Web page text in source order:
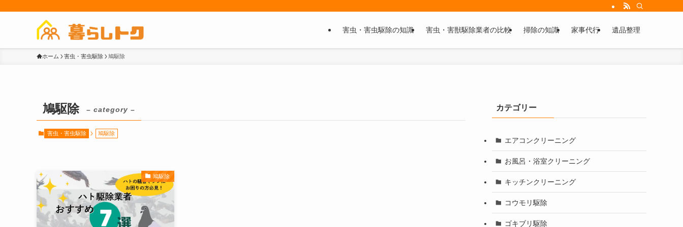
害虫・害虫駆除の知識 害虫・害獣駆除業者の比較 掃除の知識 家事代行 遺品整理
ホーム 害虫・害虫駆除 鳩駆除
鳩駆除 – category –
害虫・害虫駆除 鳩駆除
鳩駆除
カテゴリー
エアコンクリーニング
お風呂・浴室クリーニング
キッチンクリーニング
コウモリ駆除
ゴキブリ駆除